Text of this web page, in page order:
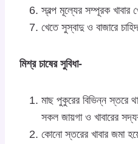
স্বল্প মূল্যের সম্পূরক খাবার
খেতে সুস্বাদু ও বাজারে
মিশ্র চাষের সুবিধা-
মাছ পুকুরের বিভিন্ন স্তরে
সকল জায়গা ও খাবারের
কোনো স্তরের খাবার জমা